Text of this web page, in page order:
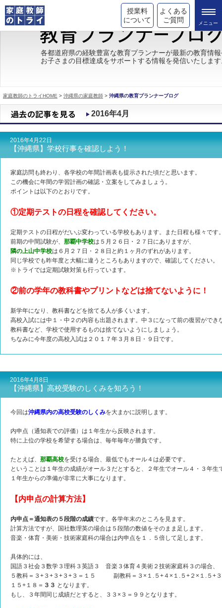
授業料
について
よくある
ご質問
トライの教育理念
成績が上がる理由
都道府県別情報
合格体験談
キャンペーン情報
各都道府県の経験豊富な教育プランナーが最新の教育情
お子さまの目標達成をサポートする情報を発信いたしま
家庭教師のトライHOME > 沖縄県の家庭教師 > 沖縄県の教育プランナーブログ
2016年4月
2016年4月22日
【沖縄県】学校行事を確認しよう！
家庭訪問も終わり、各学校の年間計画表も提示された頃だと思います。
この機会に年間の学習計画の確認・立案をしてみましょう。
ポイントは以下のとおりです。
①定期テストの日程を確認してください。
定期テストの日程がだいぶ変わっている学校もあります。また日程も様々です
前期の中間試験が、 那覇中学校は５月２６日・２７日にありますが、
隣の上山中学校は６月２７日・２８日と約１ヶ月のずれがあります。
同じ学校でも昨年度と大幅に違うところもありますので、確認してください。
※トライでは定期試験対策も行っています。
②前の学年の教科書やプリントなどは捨てないように！
新学年になり、教科書などを捨てる人が多くいます。
高校入試には中１・中２の内容も出題されます。中３になって前の復習ができ
教科書など、学校で使用するものは捨てないようにしましょう。
ちなみに今年度の高校入試は２０１７年３月８日・９日です。
2016年4月8日
【沖縄県】高校受験のしくみを知ろう！
今回は沖縄県内の高校受験のしくみを大まかに説明します。
内申点（通知表での評価）は１年生から反映されます。
特に上位の学校を希望する場合は、毎年毎年が勝負です。
たとえば、 那覇高校を受ける場合、最低でもオール４は必要です。
ということは１年生の成績がオール３だとすると、２年生でオール４・３年生
１年生からの準備が非常に大事になります。
【内申点の計算方法】
内申点＝通知表の５段階の成績です。各学年末のところを見ます。
計算方法ですが、国社数理英の場合は５段階の数値をそのまま足します。
音楽・体育・美術・技術家庭科の場合は内申点を１．５倍して足します。
具体的には、
国語３社会３数学３理科３英語３ 音楽３体育４美術２技術家庭科３の場合、
５教科＝３+３+３+３+３＝１５ 副教科＝３×１.５+４×１.５+２×１.５+３
１５+１８＝ ３３ となります。
もし、３年間同じ成績だとすると、３３×３＝９９となります。